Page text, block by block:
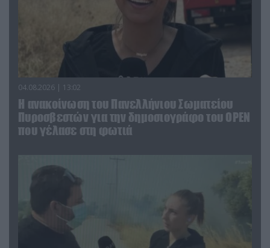
04.08.2026 | 13:02
Η ανακοίνωση του Πανελλήνιου Σωματείου
Πυροσβεστών για την δημοσιογράφο του OPEN
που γέλασε στη φωτιά